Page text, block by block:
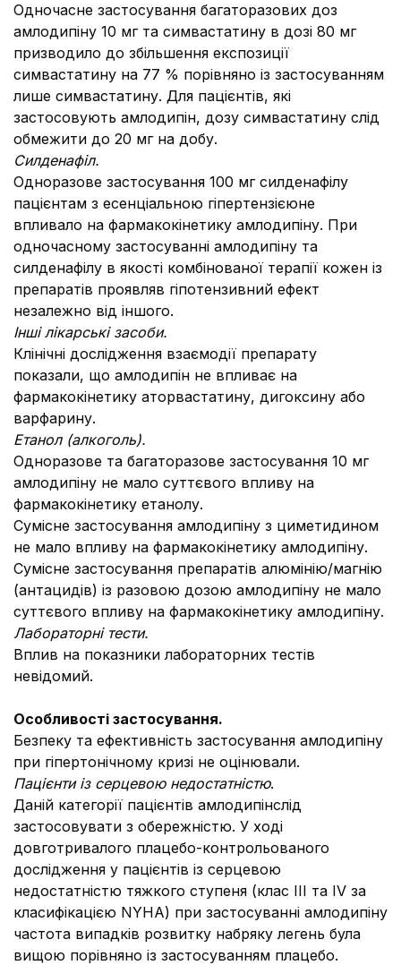
Одночасне застосування багаторазових доз
амлодипіну 10 мг та симвастатину в дозі 80 мг
призводило до збільшення експозиції
симвастатину на 77 % порівняно із застосуванням
лише симвастатину. Для пацієнтів, які
застосовують амлодипін, дозу симвастатину слід
обмежити до 20 мг на добу.
Силденафіл.
Одноразове застосування 100 мг силденафілу
пацієнтам з есенціальною гіпертензієюне
впливало на фармакокінетику амлодипіну. При
одночасному застосуванні амлодипіну та
силденафілу в якості комбінованої терапії кожен із
препаратів проявляв гіпотензивний ефект
незалежно від іншого.
Інші лікарські засоби.
Клінічні дослідження взаємодії препарату
показали, що амлодипін не впливає на
фармакокінетику аторвастатину, дигоксину або
варфарину.
Етанол (алкоголь).
Одноразове та багаторазове застосування 10 мг
амлодипіну не мало суттєвого впливу на
фармакокінетику етанолу.
Сумісне застосування амлодипіну з циметидином
не мало впливу на фармакокінетику амлодипіну.
Сумісне застосування препаратів алюмінію/магнію
(антацидів) із разовою дозою амлодипіну не мало
суттєвого впливу на фармакокінетику амлодипіну.
Лабораторні тести.
Вплив на показники лабораторних тестів
невідомий.
Особливості застосування.
Безпеку та ефективність застосування амлодипіну
при гіпертонічному кризі не оцінювали.
Пацієнти із серцевою недостатністю.
Даній категорії пацієнтів амлодипінслід
застосовувати з обережністю. У ході
довготривалого плацебо-контрольованого
дослідження у пацієнтів із серцевою
недостатністю тяжкого ступеня (клас III та IV за
класифікацією NYHA) при застосуванні амлодипіну
частота випадків розвитку набряку легень була
вищою порівняно із застосуванням плацебо.